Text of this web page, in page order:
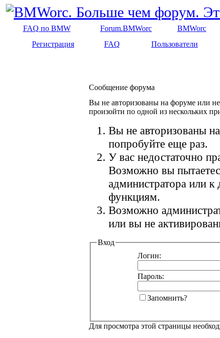
FAQ по BMW Forum.BMWorc
BMWorc
Регистрация
FAQ Пользователи
Сообщение форума
Вы не авторизованы на форуме или
произойти по одной из нескольких
Вы не авторизованы
попробуйте еще раз.
У вас недостаточно
Возможно вы
администратора или
функциям.
Возможно
или вы не
Вход
Логин:
Пароль:
Запомнить?
Для просмотра этой страницы